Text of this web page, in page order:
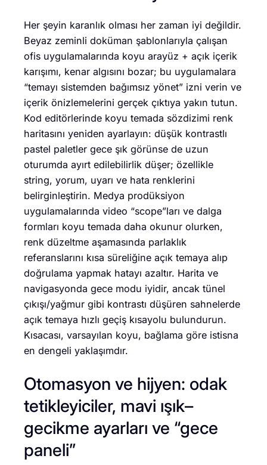
Her şeyin karanlık olması her zaman iyi değildir.
Beyaz zeminli doküman şablonlarıyla çalışan
ofis uygulamalarında koyu arayüz + açık içerik
karışımı, kenar algısını bozar; bu uygulamalara
“temayı sistemden bağımsız yönet” izni verin ve
içerik önizlemelerini gerçek çıktıya yakın tutun.
Kod editörlerinde koyu temada sözdizimi renk
haritasını yeniden ayarlayın: düşük kontrastlı
pastel paletler gece şık görünse de uzun
oturumda ayırt edilebilirlik düşer; özellikle
string, yorum, uyarı ve hata renklerini
belirginleştirin. Medya prodüksiyon
uygulamalarında video “scope”ları ve dalga
formları koyu temada daha okunur olurken,
renk düzeltme aşamasında parlaklık
referanslarını kısa süreliğine açık temaya alıp
doğrulama yapmak hatayı azaltır. Harita ve
navigasyonda gece modu iyidir, ancak tünel
çıkışı/yağmur gibi kontrastı düşüren sahnelerde
açık temaya hızlı geçiş kısayolu bulundurun.
Kısacası, varsayılan koyu, bağlama göre istisna
en dengeli yaklaşımdır.
Otomasyon ve hijyen: odak
tetikleyiciler, mavi ışık–
gecikme ayarları ve “gece
paneli”